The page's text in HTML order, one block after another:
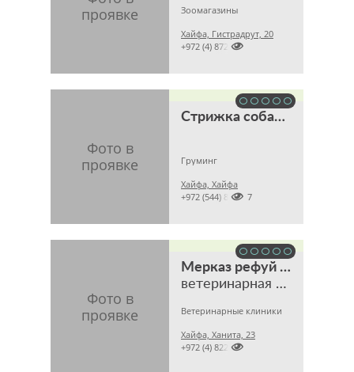
Зоомагазины
Хайфа, Гистрадрут, 20

+972 (4) 8721153
Стрижка собак и кошек
Груминг
Хайфа, Хайфа

+972 (544) 864437
Мерказ рефуй ветеринари Хайфа (מרכז רפואי וטרינרי חיפה)
ветеринарная клиника
Ветеринарные клиники
Хайфа, Ханита, 23

+972 (4) 8229561